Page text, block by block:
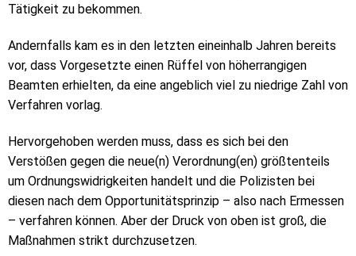
Tätigkeit zu bekommen.
Andernfalls kam es in den letzten eineinhalb Jahren bereits
vor, dass Vorgesetzte einen Rüffel von höherrangigen
Beamten erhielten, da eine angeblich viel zu niedrige Zahl von
Verfahren vorlag.
Hervorgehoben werden muss, dass es sich bei den
Verstößen gegen die neue(n) Verordnung(en) größtenteils
um Ordnungswidrigkeiten handelt und die Polizisten bei
diesen nach dem Opportunitätsprinzip – also nach Ermessen
– verfahren können. Aber der Druck von oben ist groß, die
Maßnahmen strikt durchzusetzen.